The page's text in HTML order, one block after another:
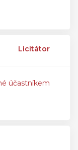
Licitátor
účastníkem